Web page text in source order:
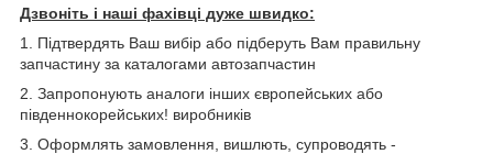
Дзвоніть і наші фахівці дуже швидко:
1. Підтвердять Ваш вибір або підберуть Вам правильну
запчастину за каталогами автозапчастин
2. Запропонують аналоги інших європейських або
південнокорейських! виробників
3. Оформлять замовлення, вишлють, супроводять -